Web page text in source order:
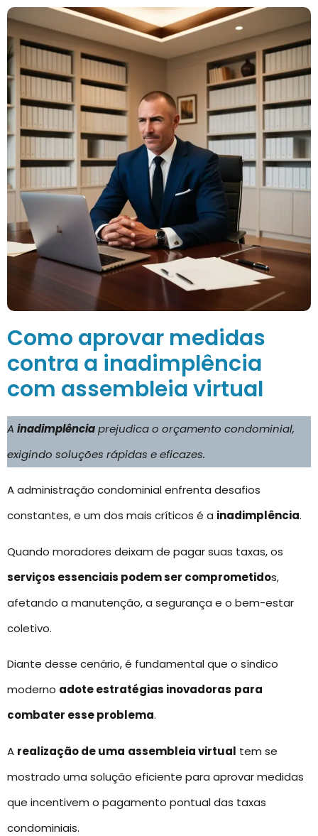
Como aprovar medidas
contra a inadimplência
com assembleia virtual
A inadimplênciaprejudica o orçamento condominial,
exigindo soluções rápidas e eficazes.
A administração condominial enfrenta desafios
constantes, e um dos mais críticos é a inadimplência.
Quando moradores deixam de pagar suas taxas, os
serviços essenciais podem ser comprometidos,
afetando a manutenção, a segurança e o bem-estar
coletivo.
Diante desse cenário, é fundamental que o síndico
moderno adote estratégias inovadoras para
combater esse problema.
A realização de uma assembleia virtual tem se
mostrado uma solução eficiente para aprovar medidas
que incentivem o pagamento pontual das taxas
condominiais.